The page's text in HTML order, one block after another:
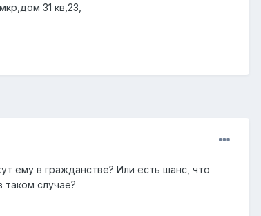
31 кв,23,
ему в гражданстве? Или есть шанс, что
таком случае?